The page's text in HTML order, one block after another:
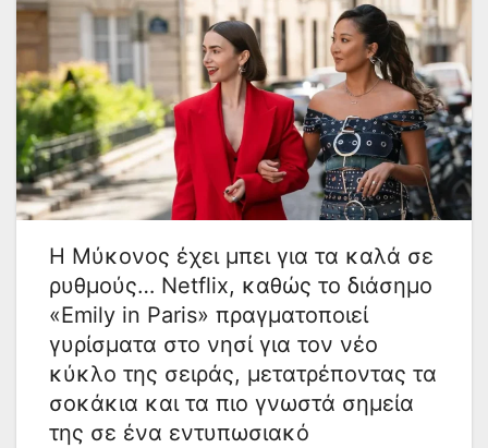
Η Μύκονος έχει μπει για τα καλά σε
ρυθμούς… Netflix, καθώς το διάσημο
«Emily in Paris» πραγματοποιεί
γυρίσματα στο νησί για τον νέο
κύκλο της σειράς, μετατρέποντας τα
σοκάκια και τα πιο γνωστά σημεία
της σε ένα εντυπωσιακό